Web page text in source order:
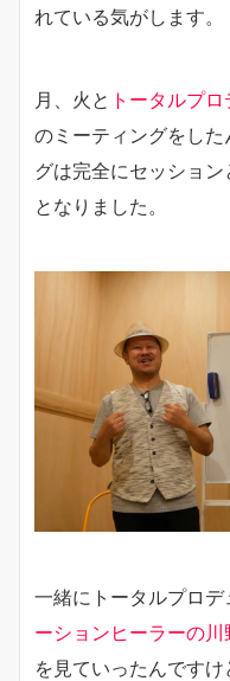
れている気がします。
月、火と トータルプ
のミーティングをし
グは完全にセッショ
となりました。
一緒にトータルプロ
ーションヒーラーの川
を見ていったんです